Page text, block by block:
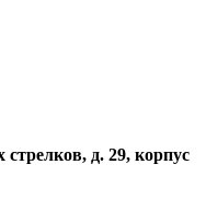
д. 29, корпус